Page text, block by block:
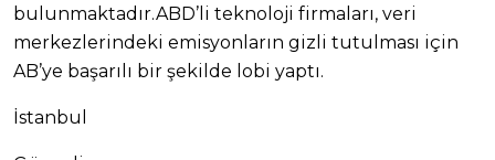
bulunmaktadır.ABD’li teknoloji firmaları, veri
merkezlerindeki emisyonların gizli tutulması için
AB’ye başarılı bir şekilde lobi yaptı.
İstanbul